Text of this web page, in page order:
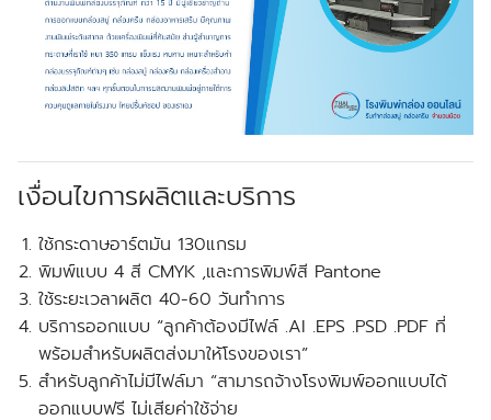
เงื่อนไขการผลิตและบริการ
ใช้กระดาษอาร์ตมัน 130แกรม
พิมพ์แบบ 4 สี CMYK ,และการพิมพ์สี Pantone
ใช้ระยะเวลาผลิต 40-60 วันทำการ
บริการออกแบบ “ลูกค้าต้องมีไฟล์ .AI .EPS .PSD .PDF ที่
พร้อมสำหรับผลิตส่งมาให้โรงของเรา”
สำหรับลูกค้าไม่มีไฟล์มา “สามารถจ้างโรงพิมพ์ออกแบบได้
ออกแบบฟรี ไม่เสียค่าใช้จ่าย